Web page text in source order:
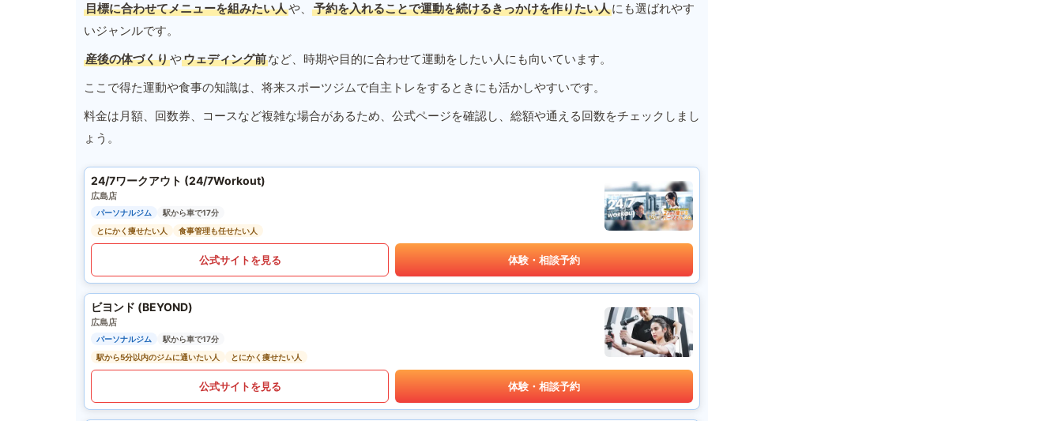
目標に合わせてメニューを組みたい人や、 予約を入れることで運動を続けるきっかけを作りたい人にも選ばれやす
いジャンルです。
産後の体づくりやウェディング前など、時期や目的に合わせて運動をしたい人にも向いています。
ここで得た運動や食事の知識は、将来スポーツジムで自主トレをするときにも活かしやすいです。
料金は月額、回数券、コースなど複雑な場合があるため、公式ページを確認し、総額や通える回数をチェックしまし
ょう。
24/7ワークアウト (24/7Workout)
広島店
パーソナルジム
駅から車で17分
とにかく痩せたい人
食事管理も任せたい人
公式サイトを見る 体験・相談予約
ビヨンド (BEYOND)
広島店
パーソナルジム
駅から車で17分
駅から5分以内のジムに通いたい人
とにかく痩せたい人
公式サイトを見る 体験・相談予約